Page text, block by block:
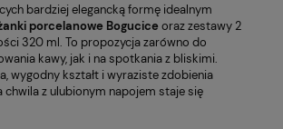
bardziej elegancką formę idealnym
porcelanowe Boguciceoraz zestawy 2
320 ml. To propozycja zarówno do
kawy, jak i na spotkania z bliskimi.
wygodny kształt i wyraziste zdobienia
chwila z ulubionym napojem staje się